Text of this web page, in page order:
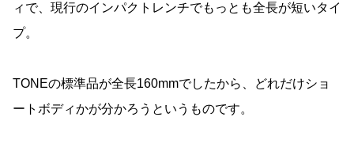
ィで、現行のインパクトレンチでもっとも全長が短いタイ
プ。
TONEの標準品が全長160mmでしたから、どれだけショ
ートボディかが分かろうというものです。